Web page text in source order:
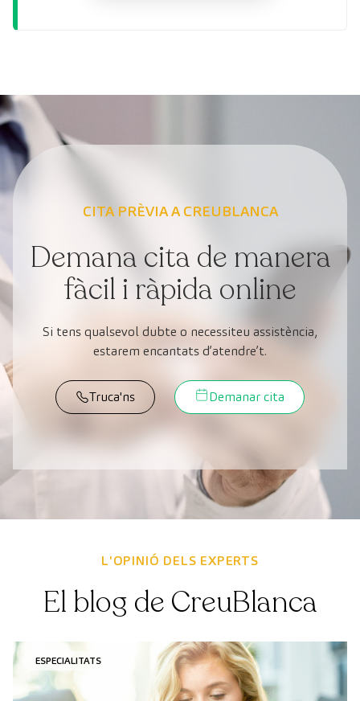
CITA PRÈVIA A CREUBLANCA
Demana cita de manera
fàcil i ràpida online
Si tens qualsevol dubte o necessiteu assistència,
estarem encantats d’atendre’t.
Truca'ns Demanar cita
L'OPINIÓ DELS EXPERTS
El blog de CreuBlanca
ESPECIALITATS